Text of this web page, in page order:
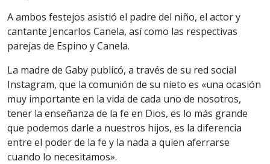
A ambos festejos asistió el padre del niño, el actor y
cantante Jencarlos Canela, así como las respectivas
parejas de Espino y Canela.
La madre de Gaby publicó, a través de su red social
Instagram, que la comunión de su nieto es «una ocasión
muy importante en la vida de cada uno de nosotros,
tener la enseñanza de la fe en Dios, es lo más grande
que podemos darle a nuestros hijos, es la diferencia
entre el poder de la fe y la nada a quien aferrarse
cuando lo necesitamos».